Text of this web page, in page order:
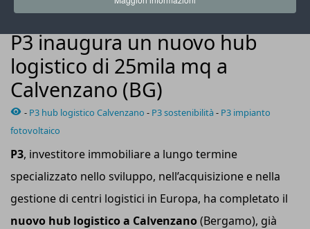
P3 inaugura un nuovo hub
logistico di 25mila mq a
Calvenzano (BG)
- P3 hub logistico Calvenzano - P3 sostenibilità- P3 impianto
fotovoltaico
P3, investitore immobiliare a lungo termine
specializzato nello sviluppo, nell’acquisizione e nella
gestione di centri logistici in Europa, ha completato il
nuovo hub logistico a Calvenzano(Bergamo), già